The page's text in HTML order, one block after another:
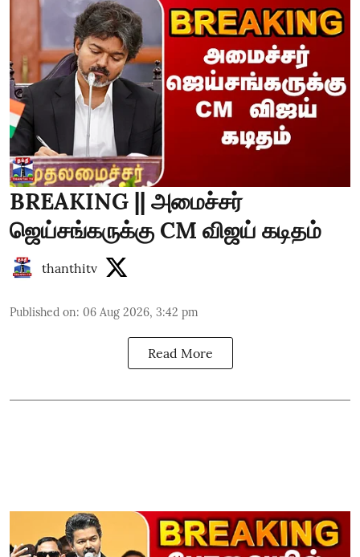
BREAKING || அமைச்சர்
ஜெய்சங்கருக்கு CM விஜய் கடிதம்
thanthitv
Published on: 06 Aug 2026, 3:42 pm
Read More